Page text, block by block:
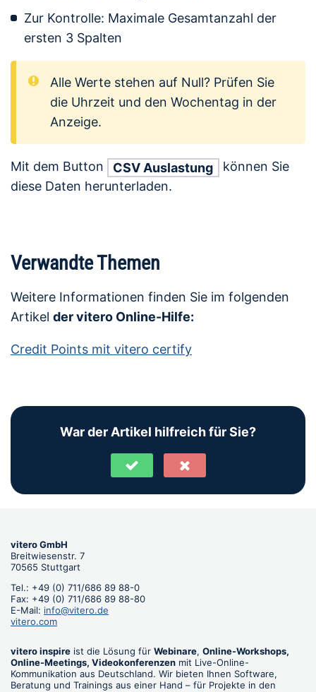
Zur Kontrolle: Maximale Gesamtanzahl der
ersten 3 Spalten
Alle Werte stehen auf Null? Prüfen Sie
die Uhrzeit und den Wochentag in der
Anzeige.
Mit dem Button CSV Auslastung
können Sie
diese Daten herunterladen.
Verwandte Themen
Weitere Informationen finden Sie im folgenden
Artikel der vitero Online-Hilfe:
Credit Points mit vitero certify
War der Artikel hilfreich für Sie?
vitero GmbH
Breitwiesenstr. 7
70565 Stuttgart
Tel.: +49 (0) 711/686 89 88-0
Fax: +49 (0) 711/686 89 88-80
E-Mail: info@vitero.de
vitero.com
vitero inspire ist die Lösung für Webinare, Online-Workshops,
Online-Meetings, Videokonferenzen mit Live-Online-
Kommunikation aus Deutschland. Wir bieten Ihnen Software,
Beratung und Trainings aus einer Hand – für Projekte in den